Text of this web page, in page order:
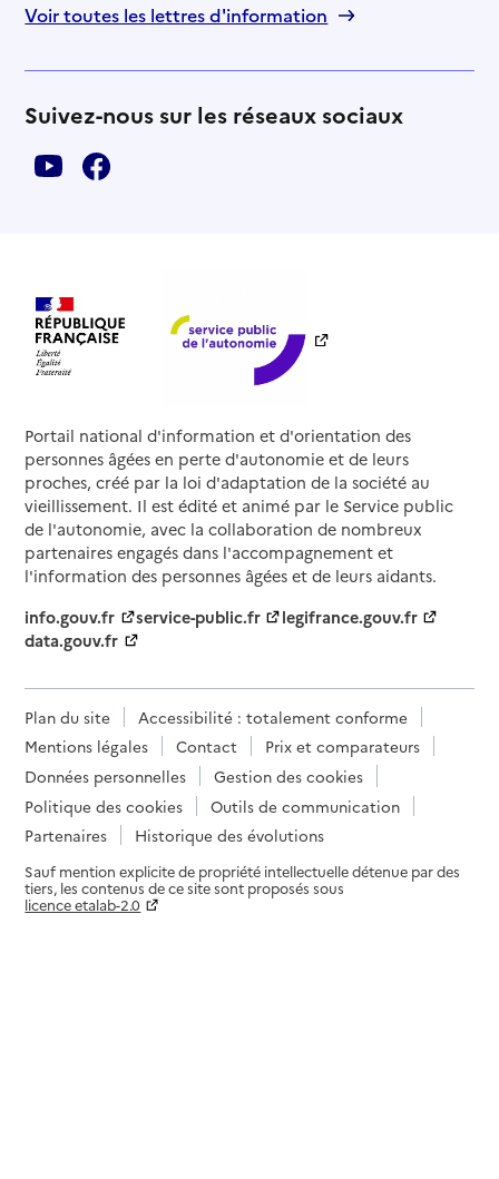
Voir toutes les lettres d'information
Suivez-nous sur les réseaux sociaux
Portail national d'information et d'orientation des
personnes âgées en perte d'autonomie et de leurs
proches, créé par la loi d'adaptation de la société au
vieillissement. Il est édité et animé par le Service public
de l'autonomie, avec la collaboration de nombreux
partenaires engagés dans l'accompagnement et
l'information des personnes âgées et de leurs aidants.
info.gouv.fr
service-public.fr
legifrance.gouv.fr
data.gouv.fr
Plan du site
Accessibilité : totalement conforme
Mentions légales
Contact
Prix et comparateurs
Données personnelles
Gestion des cookies
Politique des cookies
Outils de communication
Partenaires
Historique des évolutions
Sauf mention explicite de propriété intellectuelle détenue par des
tiers, les contenus de ce site sont proposés sous
licence etalab-2.0